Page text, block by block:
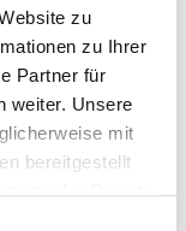
zu
zu Ihrer
Partner für
weiter. Unsere
mit
bereitgestellt
der Dienste
haben,
sofort
Nachladen auf
Sie bitte die